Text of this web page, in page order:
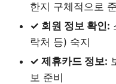
한지 구체적으로
✓ 회원 정보 확인:
락처 등) 숙지
✓ 제휴카드 정보:
보 준비